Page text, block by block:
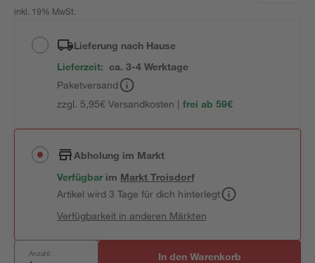
inkl. 19% MwSt.
Lieferung nach Hause
Lieferzeit: ca. 3-4 Werktage
Paketversand
zzgl. 5,95€ Versandkosten | frei ab 59€
Abholung im Markt
Verfügbar im MarktTroisdorf
Artikel wird 3 Tage für dich hinterlegt
Verfügbarkeit in anderen Märkten
Anzahl: In den Warenkorb